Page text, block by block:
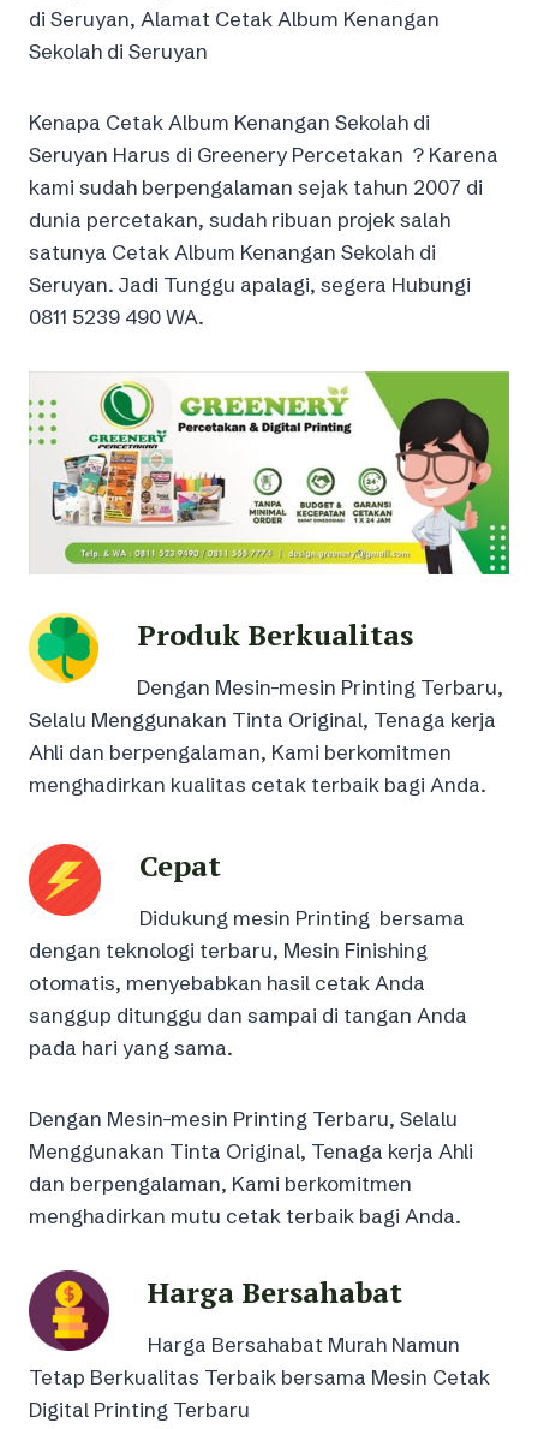
di Seruyan, Alamat Cetak Album Kenangan
Sekolah di Seruyan
Kenapa Cetak Album Kenangan Sekolah di
Seruyan Harus di Greenery Percetakan ? Karena
kami sudah berpengalaman sejak tahun 2007 di
dunia percetakan, sudah ribuan projek salah
satunya Cetak Album Kenangan Sekolah di
Seruyan. Jadi Tunggu apalagi, segera Hubungi
0811 5239 490 WA.
Produk Berkualitas
Dengan Mesin-mesin Printing Terbaru,
Selalu Menggunakan Tinta Original, Tenaga kerja
Ahli dan berpengalaman, Kami berkomitmen
menghadirkan kualitas cetak terbaik bagi Anda.
Cepat
Didukung mesin Printing bersama
dengan teknologi terbaru, Mesin Finishing
otomatis, menyebabkan hasil cetak Anda
sanggup ditunggu dan sampai di tangan Anda
pada hari yang sama.
Dengan Mesin-mesin Printing Terbaru, Selalu
Menggunakan Tinta Original, Tenaga kerja Ahli
dan berpengalaman, Kami berkomitmen
menghadirkan mutu cetak terbaik bagi Anda.
Harga Bersahabat
Harga Bersahabat Murah Namun
Tetap Berkualitas Terbaik bersama Mesin Cetak
Digital Printing Terbaru